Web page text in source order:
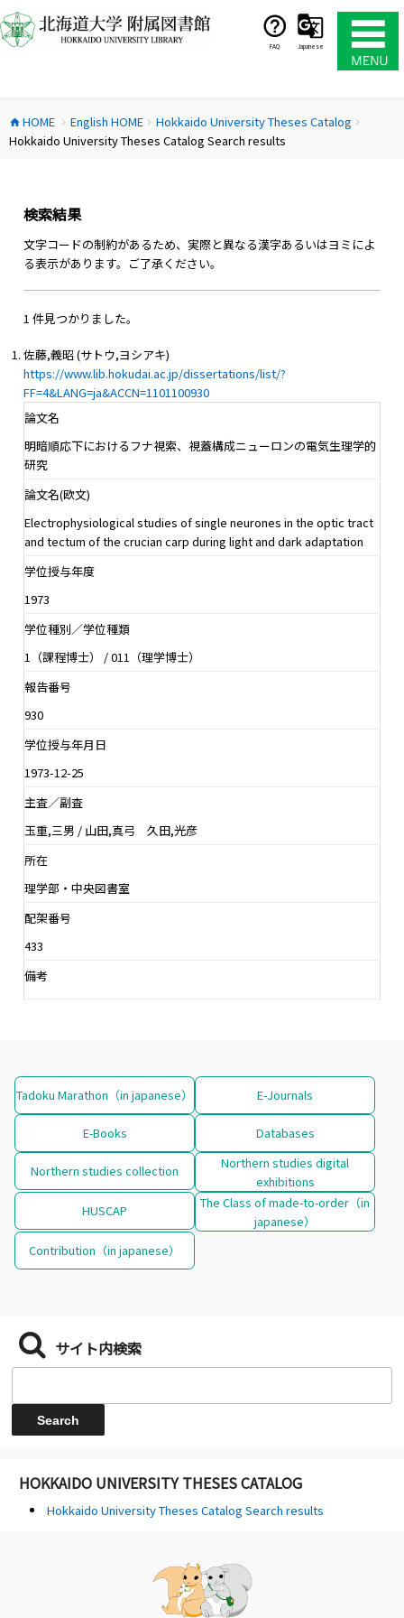
ン
テ
ス
キ
FAQ Japanese
home HOME chevron_right English HOMEchevron_right Hokkaido University Theses Catalog chevron_right
Hokkaido University Theses Catalog Search results
検索結果
文字コードの制約があるため、実際と異なる漢字あるいはヨミによ
る表示があります。ご了承ください。
1 件見つかりました。
佐藤,義昭 (サトウ,ヨシアキ)
https://www.lib.hokudai.ac.jp/dissertations/list/?
FF=4&LANG=ja&ACCN=1101100930
論文名
明暗順応下におけるフナ視索、視蓋構成ニューロンの電気生理学的
研究
論文名(欧文)
Electrophysiological studies of single neurones in the optic tract
and tectum of the crucian carp during light and dark adaptation
学位授与年度
1973
学位種別／学位種類
1（課程博士） / 011（理学博士）
報告番号
930
学位授与年月日
1973-12-25
主査／副査
玉重,三男 / 山田,真弓 久田,光彦
所在
理学部・中央図書室
配架番号
433
備考
Tadoku Marathon（in japanese） E-Journals
E-Books Databases
Northern studies collection
Northern studies digital
exhibitions
HUSCAP
The Class of made-to-order（in
japanese）
Contribution（in japanese）
サイト内検索
HOKKAIDO UNIVERSITY THESES CATALOG
Hokkaido University Theses Catalog Search results